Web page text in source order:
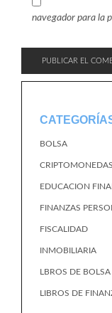
navegador para la
BOLSA
CRIPTOMONEDAS
EDUCACION
FINANZAS
FISCALIDAD
INMOBILIARIA
LBROS DE BOLSA
LIBROS DE